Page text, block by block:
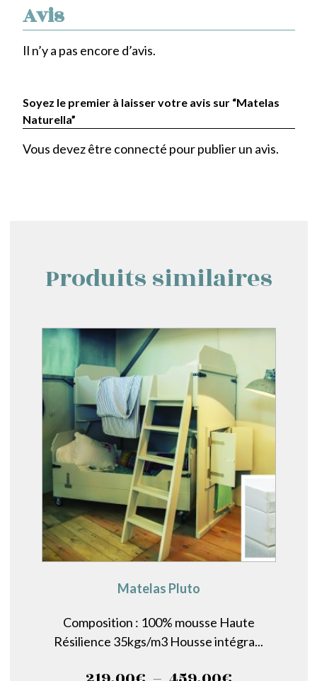
Avis
Il n’y a pas encore d’avis.
Soyez le premier à laisser votre avis sur “Matelas
Naturella”
Vous devez être connecté pour publier un avis.
Produits similaires
Matelas Pluto
Composition : 100% mousse Haute
Résilience 35kgs/m3 Housse intégra...